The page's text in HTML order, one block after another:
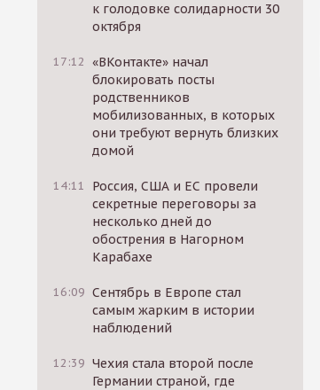
к голодовке солидарности 30
октября
17:12 «ВКонтакте» начал
блокировать посты
родственников
мобилизованных, в которых
они требуют вернуть близких
домой
14:11
Россия, США и ЕС провели
секретные переговоры за
несколько дней до
обострения в Нагорном
Карабахе
16:09 Сентябрь в Европе стал
самым жарким в истории
наблюдений
12:39 Чехия стала второй после
Германии страной, где